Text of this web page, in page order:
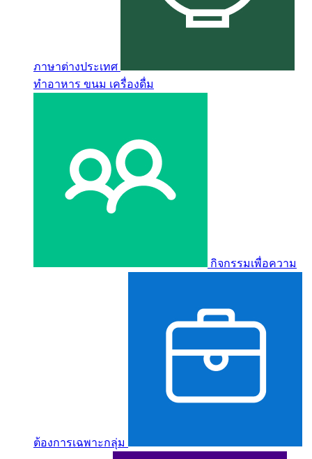
ภาษาต่างประเทศ
ทำอาหาร ขนม เครื่องดื่ม
กิจกรรมเพื่อความ
ต้องการเฉพาะกลุ่ม